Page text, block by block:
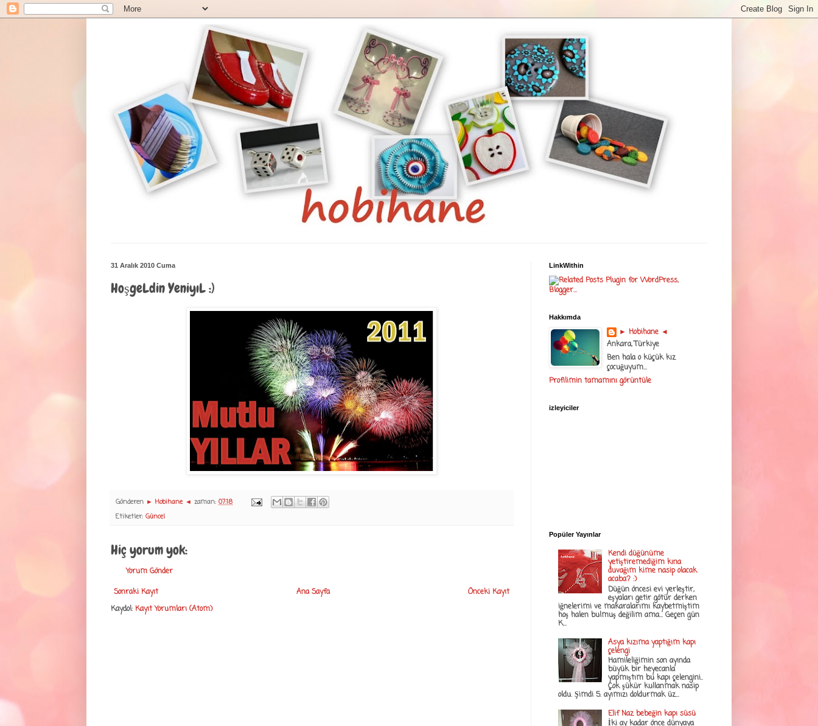
31 Aralık 2010 Cuma
HoşgeLdin YeniyıL :)
Gönderen ► Hobihane ◄ zaman: 07:18
Etiketler: Güncel
Hiç yorum yok:
Yorum Gönder
Sonraki Kayıt
Önceki Kayıt
Ana Sayfa
Kaydol: Kayıt Yorumları (Atom)
LinkWithin
Hakkımda
► Hobihane ◄
Ankara, Türkiye
Ben hala o küçük kız
çocuğuyum...
Profilimin tamamını görüntüle
izleyiciler
Popüler Yayınlar
Kendi düğünüme
yetiştiremediğim kına
duvağım kime nasip olacak
acaba? :)
Düğün öncesi evi yerleştir,
eşyaları getir götür derken
iğnelerimi ve makaralarımı kaybetmiştim
hoş halen bulmuş değilim ama... Geçen gün
K...
Asya kızıma yaptığım kapı
çelengi
Hamileliğimin son ayında
büyük bir heyecanla
yapmıştım bu kapı çelengini..
Çok şükür kullanmak nasip
oldu. Şimdi 5. ayımızı doldurmak üz...
Elif Naz bebeğin kapı süsü
İki ay kadar önce dünyaya